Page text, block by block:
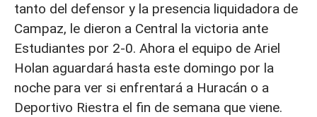
tanto del defensor y la presencia liquidadora de
Campaz, le dieron a Central la victoria ante
Estudiantes por 2-0. Ahora el equipo de Ariel
Holan aguardará hasta este domingo por la
noche para ver si enfrentará a Huracán o a
Deportivo Riestra el fin de semana que viene.